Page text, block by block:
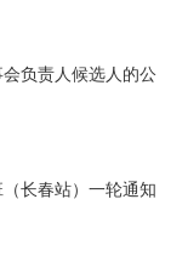
负责人候选人的公
长春站）一轮通知